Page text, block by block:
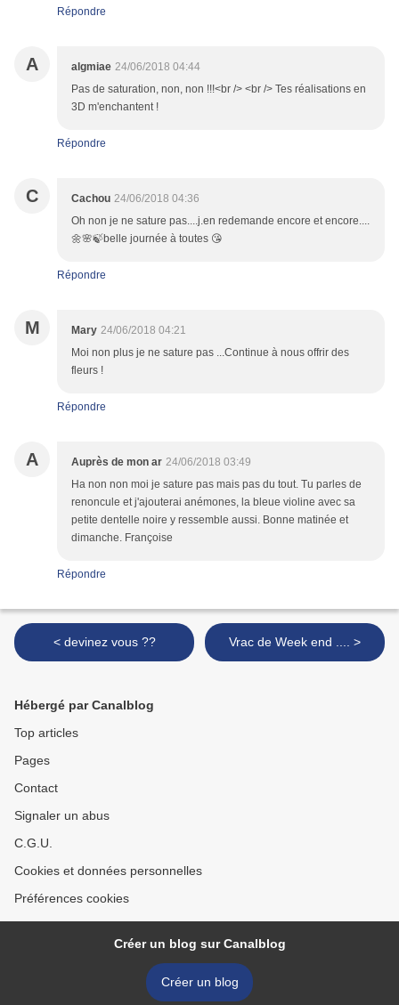
Répondre
A algmiae 24/06/2018 04:44
Pas de saturation, non, non !!!<br /> <br /> Tes réalisations en
3D m'enchantent !
Répondre
C Cachou 24/06/2018 04:36
Oh non je ne sature pas....j.en redemande encore et encore....
🌼🌸🍃belle journée à toutes 😘
Répondre
M Mary 24/06/2018 04:21
Moi non plus je ne sature pas ...Continue à nous offrir des
fleurs !
Répondre
A Auprès de mon ar 24/06/2018 03:49
Ha non non moi je sature pas mais pas du tout. Tu parles de
renoncule et j'ajouterai anémones, la bleue violine avec sa
petite dentelle noire y ressemble aussi. Bonne matinée et
dimanche. Françoise
Répondre
< devinez vous ?? Vrac de Week end .... >
Hébergé par Canalblog
Top articles
Pages
Contact
Signaler un abus
C.G.U.
Cookies et données personnelles
Préférences cookies
Créer un blog sur Canalblog
Créer un blog